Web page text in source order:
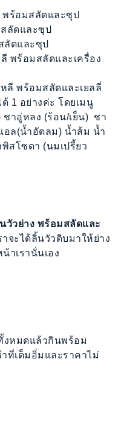
พร้อมสลัดและซุป
สลัดและซุป
ลัดและซุป
พร้อมสลัดและเครื่อง
ลี พร้อมสลัดและเยลลี่
1 อย่างค่ะ โดยเมนู
ชาอู่หลง (ร้อน/เย็น) ชา
อล(น้ำอัดลม) น้ำส้ม น้ำ
สโซดา (นมเปรี้ยว
วัวย่าง พร้อมสลัดและ
จะได้ลิ้นวัวดิบมาให้ย่าง
าเรานั่นเอง
งหมดแล้วกินพร้อม
าที่เต็มอิ่มและราคาไม่